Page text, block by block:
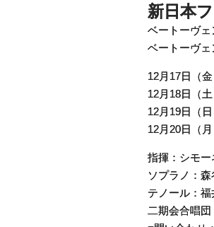
新日本
ベートーヴ
ベートーヴェ
12月17日（
12月18日（
12月19日（
12月20日（
指揮：シモ
ソプラノ：
テノール：
二期会合唱団